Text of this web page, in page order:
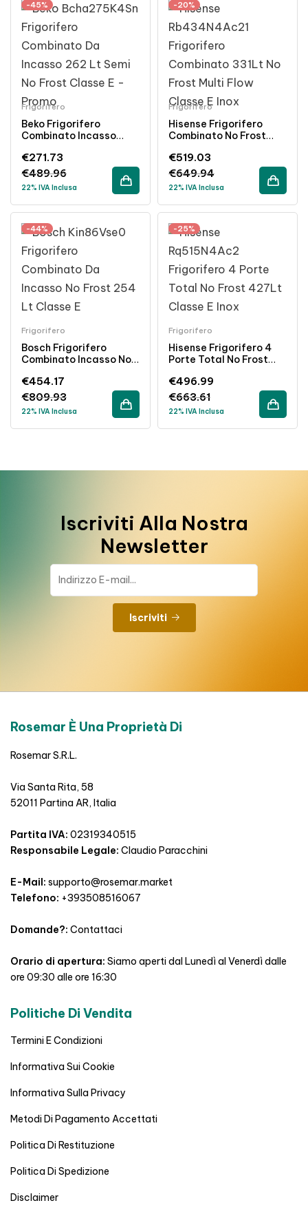
-45%
Frigorifero
Beko Frigorifero
Combinato Incasso
Classe E Bianco
€489.96
€271.73
22% IVA Inclusa
-20%
Frigorifero
Hisense Frigorifero
Combinato No Frost
Flow
€649.94
€519.03
22% IVA Inclusa
-44%
Frigorifero
Bosch Frigorifero
Combinato Incasso No
Bianco
€809.93
€454.17
22% IVA Inclusa
-25%
Frigorifero
Hisense Frigorifero 4
Porte Total No Frost
€663.61
€496.99
22% IVA Inclusa
Iscriviti Alla Nostra
Newsletter
Iscriviti
Rosemar È Una Proprietà Di
Rosemar S.R.L.
Via Santa Rita, 58
52011 Partina AR, Italia
Partita IVA: 02319340515
Responsabile Legale: Claudio Paracchini
E-Mail: supporto@rosemar.market
Telefono: +393508516067
Domande?: Contattaci
Orario di apertura: Siamo aperti dal Lunedì al Venerdì dalle
ore 09:30 alle ore 16:30
Politiche Di Vendita
Termini E Condizioni
Informativa Sui Cookie
Informativa Sulla Privacy
Metodi Di Pagamento Accettati
Politica Di Restituzione
Politica Di Spedizione
Disclaimer